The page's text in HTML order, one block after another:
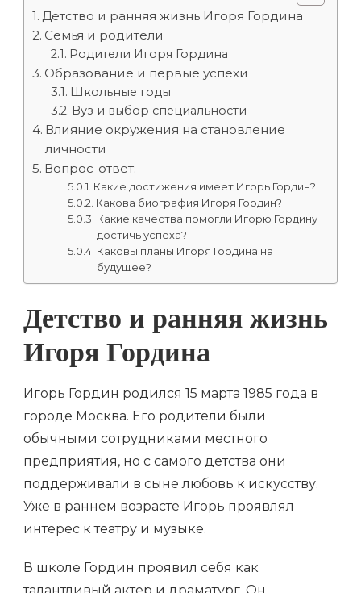
Детство и ранняя жизнь Игоря Гордина
Семья и родители
Родители Игоря Гордина
Образование и первые успехи
Школьные годы
Вуз и выбор специальности
Влияние окружения на становление
личности
Вопрос-ответ:
Какие достижения имеет Игорь Гордин?
Какова биография Игоря Гордин?
Какие качества помогли Игорю Гордину
достичь успеха?
Каковы планы Игоря Гордина на
будущее?
Детство и ранняя жизнь
Игоря Гордина
Игорь Гордин родился 15 марта 1985 года в
городе Москва. Его родители были
обычными сотрудниками местного
предприятия, но с самого детства они
поддерживали в сыне любовь к искусству.
Уже в раннем возрасте Игорь проявлял
интерес к театру и музыке.
В школе Гордин проявил себя как